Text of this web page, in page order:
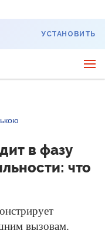
УСТАНОВИТЬ
в фазу
что
вызовам.